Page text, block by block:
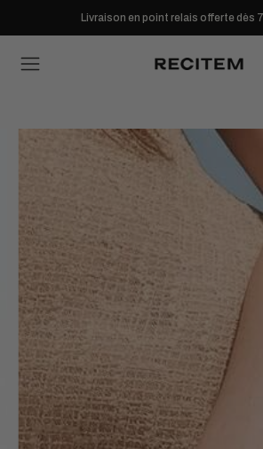
Livraison en point relais offerte dès